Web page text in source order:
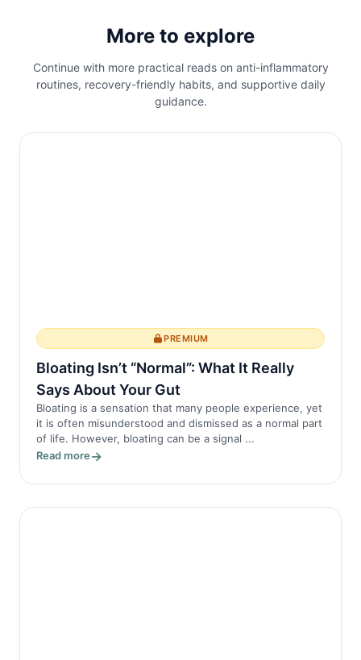
More to explore
Continue with more practical reads on anti-inflammatory
routines, recovery-friendly habits, and supportive daily
guidance.
PREMIUM
Bloating Isn’t “Normal”: What It Really
Says About Your Gut
Bloating is a sensation that many people experience, yet
it is often misunderstood and dismissed as a normal part
of life. However, bloating can be a signal ...
Read more